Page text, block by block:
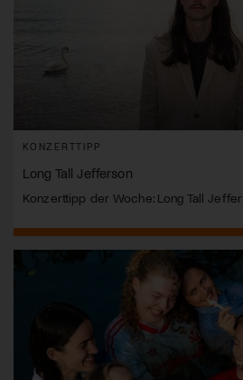
KONZERTTIPP
Long Tall Jefferson
Konzerttipp der Woche: Long Tall